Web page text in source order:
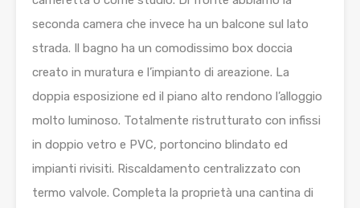
seconda camera che invece ha un balcone sul lato
strada. Il bagno ha un comodissimo box doccia
creato in muratura e l’impianto di areazione. La
doppia esposizione ed il piano alto rendono l’alloggio
molto luminoso. Totalmente ristrutturato con infissi
in doppio vetro e PVC, portoncino blindato ed
impianti rivisiti. Riscaldamento centralizzato con
termo valvole. Completa la proprietà una cantina di